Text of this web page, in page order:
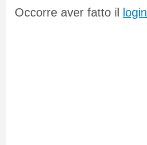
Occorre aver fatto il login